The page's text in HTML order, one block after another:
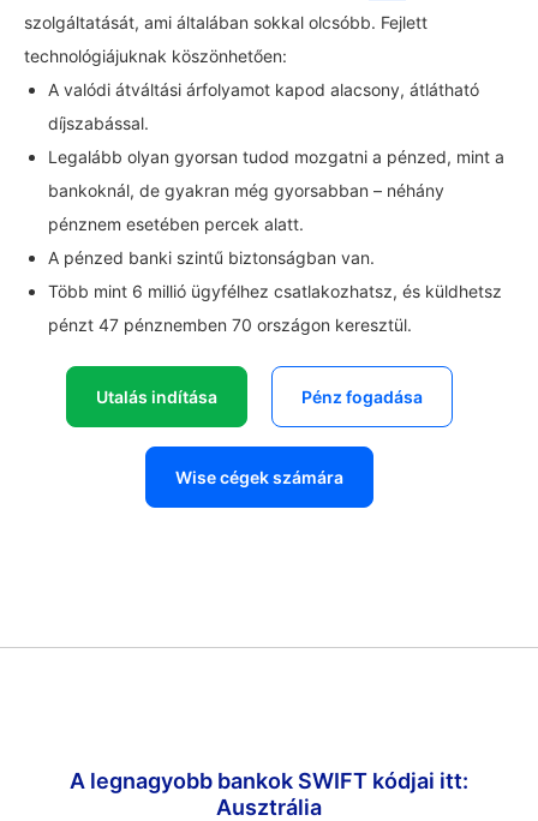
szolgáltatását, ami általában sokkal olcsóbb. Fejlett
technológiájuknak köszönhetően:
A valódi átváltási árfolyamot kapod alacsony, átlátható
díjszabással.
Legalább olyan gyorsan tudod mozgatni a pénzed, mint a
bankoknál, de gyakran még gyorsabban – néhány
pénznem esetében percek alatt.
A pénzed banki szintű biztonságban van.
Több mint 6 millió ügyfélhez csatlakozhatsz, és küldhetsz
pénzt 47 pénznemben 70 országon keresztül.
Utalás indítása Pénz fogadása
Wise cégek számára
A legnagyobb bankok SWIFT kódjai itt:
Ausztrália